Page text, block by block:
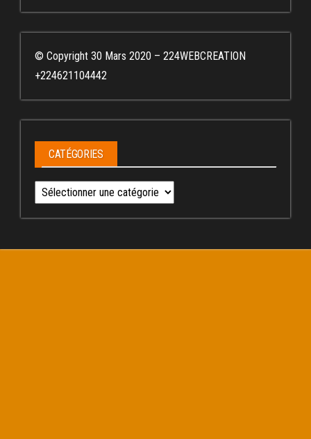
© Copyright 30 Mars 2020 – 224WEBCREATION
+224621104442
CATÉGORIES
Catégories